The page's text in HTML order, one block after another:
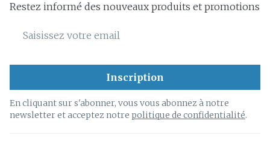
Restez informé des nouveaux produits et promotions
Adresse mail
Inscription
En cliquant sur s'abonner, vous vous abonnez à notre
newsletter et acceptez notre politique de confidentialité.